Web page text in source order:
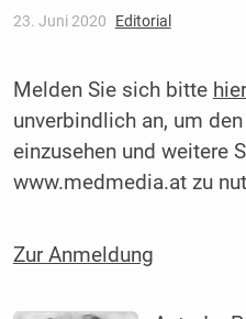
23. Juni 2020 Editorial
Melden Sie sich bitte hier
unverbindlich an, um
einzusehen und weitere
www.medmedia.at zu
Zur Anmeldung